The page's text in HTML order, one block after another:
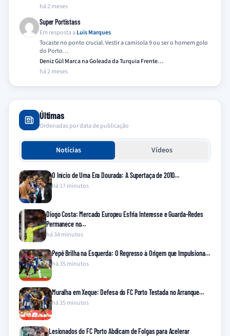
há 2 meses
Super Portistass
Em resposta a Luis Marques
Tocaste no ponto crucial. Vestir a camisola 9 ou ser o homem golo
do Porto…
Deniz Gül Marca na Goleada da Turquia Frente…
há 2 meses
Últimas
Ordenadas por data de publicação
Notícias Vídeos
O Início de Uma Era Dourada: A Supertaça de 2010…
há 17 minutos
Diogo Costa: Mercado Europeu Esfria Interesse e Guarda-Redes
Permanece no…
há 34 minutos
Pepê Brilha na Esquerda: O Regresso à Origem que Impulsiona…
há 35 minutos
Muralha em Xeque: Defesa do FC Porto Testada no Arranque…
há 35 minutos
Lesionados do FC Porto Abdicam de Folgas para Acelerar